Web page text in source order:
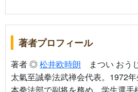
著者プロフィール
著者 ◎松井欧時朗 まつい おう
太氣至誠拳法武禅会代表。1972
本拳法部で副将を務め、学生選手